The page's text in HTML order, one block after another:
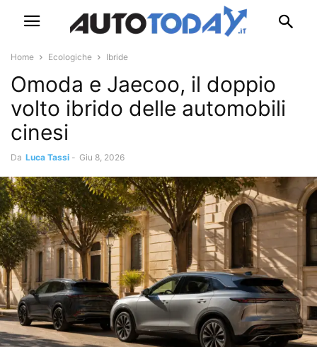
Home Ecologiche Ibride
Omoda e Jaecoo, il doppio
volto ibrido delle automobili
cinesi
Da Luca Tassi - Giu 8, 2026